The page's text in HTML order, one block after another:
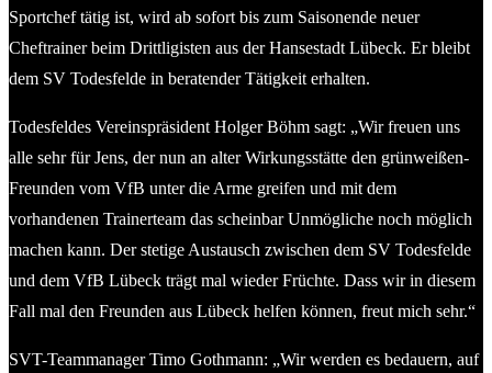
Sportchef tätig ist, wird ab sofort bis zum Saisonende neuer
Cheftrainer beim Drittligisten aus der Hansestadt Lübeck. Er bleibt
dem SV Todesfelde in beratender Tätigkeit erhalten.
Todesfeldes Vereinspräsident Holger Böhm sagt: „Wir freuen uns
alle sehr für Jens, der nun an alter Wirkungsstätte den grünweißen-
Freunden vom VfB unter die Arme greifen und mit dem
vorhandenen Trainerteam das scheinbar Unmögliche noch möglich
machen kann. Der stetige Austausch zwischen dem SV Todesfelde
und dem VfB Lübeck trägt mal wieder Früchte. Dass wir in diesem
Fall mal den Freunden aus Lübeck helfen können, freut mich sehr.“
SVT-Teammanager Timo Gothmann: „Wir werden es bedauern, auf